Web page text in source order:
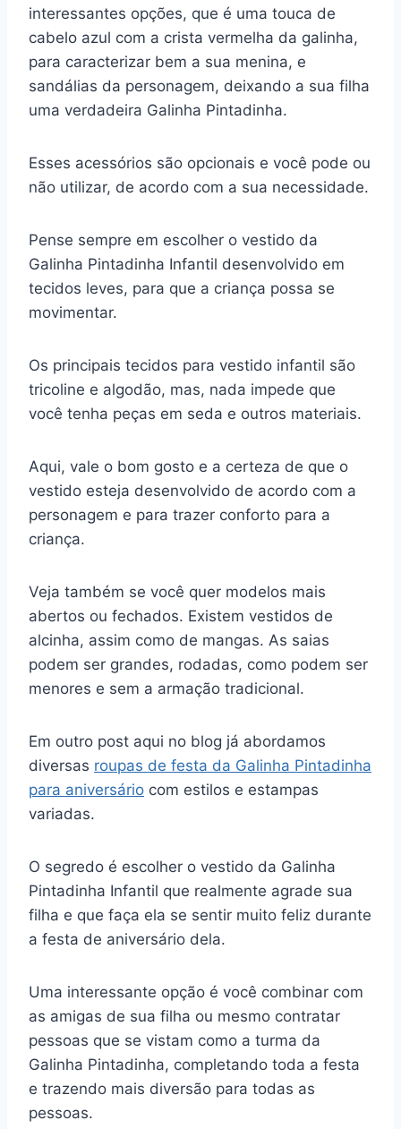
interessantes opções, que é uma touca de
cabelo azul com a crista vermelha da galinha,
para caracterizar bem a sua menina, e
sandálias da personagem, deixando a sua filha
uma verdadeira Galinha Pintadinha.
Esses acessórios são opcionais e você pode ou
não utilizar, de acordo com a sua necessidade.
Pense sempre em escolher o vestido da
Galinha Pintadinha Infantil desenvolvido em
tecidos leves, para que a criança possa se
movimentar.
Os principais tecidos para vestido infantil são
tricoline e algodão, mas, nada impede que
você tenha peças em seda e outros materiais.
Aqui, vale o bom gosto e a certeza de que o
vestido esteja desenvolvido de acordo com a
personagem e para trazer conforto para a
criança.
Veja também se você quer modelos mais
abertos ou fechados. Existem vestidos de
alcinha, assim como de mangas. As saias
podem ser grandes, rodadas, como podem ser
menores e sem a armação tradicional.
Em outro post aqui no blog já abordamos
diversas roupas de festa da Galinha Pintadinha
para aniversário com estilos e estampas
variadas.
O segredo é escolher o vestido da Galinha
Pintadinha Infantil que realmente agrade sua
filha e que faça ela se sentir muito feliz durante
a festa de aniversário dela.
Uma interessante opção é você combinar com
as amigas de sua filha ou mesmo contratar
pessoas que se vistam como a turma da
Galinha Pintadinha, completando toda a festa
e trazendo mais diversão para todas as
pessoas.